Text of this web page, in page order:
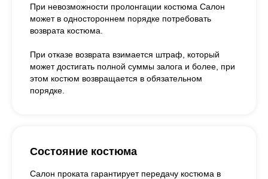
При невозможности пролонгации костюма Салон
может в одностороннем порядке потребовать
возврата костюма.
При отказе возврата взимается штраф, который
может достигать полной суммы залога и более, при
этом костюм возвращается в обязательном
порядке.
Состояние костюма
Салон проката гарантирует передачу костюма в